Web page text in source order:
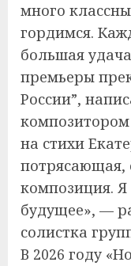
много
гордимся.
большая
премьеры
России”,
на стихи
потрясающая,
композиция.
будущее», —
солистка
В 2026 году